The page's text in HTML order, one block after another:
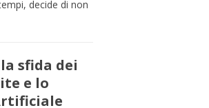
decide di non
sfida dei
e lo